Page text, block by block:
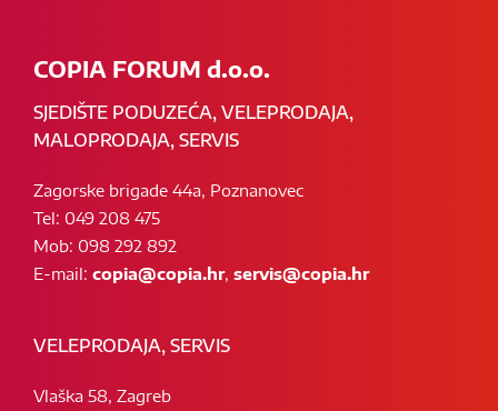
COPIA FORUM d.o.o.
SJEDIŠTE PODUZEĆA, VELEPRODAJA,
MALOPRODAJA, SERVIS
Zagorske brigade 44a, Poznanovec
Tel: 049 208 475
Mob: 098 292 892
E-mail: copia@copia.hr, servis@copia.hr
VELEPRODAJA, SERVIS
Vlaška 58, Zagreb